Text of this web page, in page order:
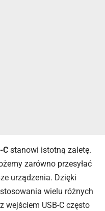
C stanowi istotną zaletę.
zarówno przesyłać
urządzenia. Dzięki
wielu różnych
wejściem USB-C często